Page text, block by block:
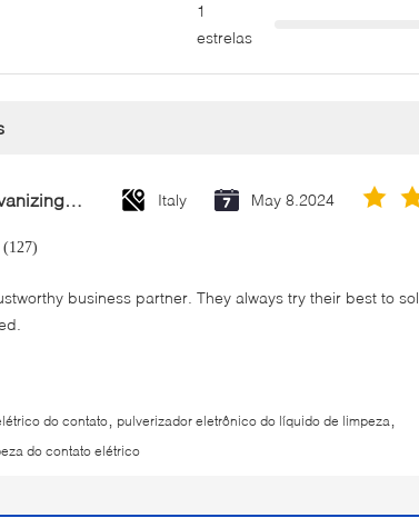
1
estrelas
Cold Galvanizing Zinc Spray Paint 400ml Italy May 8.2024
business partner. They always try their best to
do contato pulverizador eletrônico do líquido de limpeza
do contato elétrico